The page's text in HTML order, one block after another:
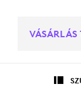
VÁSÁRLÁS